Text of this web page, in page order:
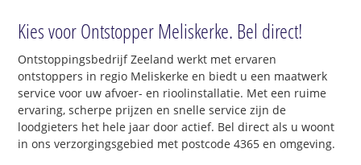
Kies voor Ontstopper Meliskerke. Bel direct!
Ontstoppingsbedrijf Zeeland werkt met ervaren
ontstoppers in regio Meliskerke en biedt u een maatwerk
service voor uw afvoer- en rioolinstallatie. Met een ruime
ervaring, scherpe prijzen en snelle service zijn de
loodgieters het hele jaar door actief. Bel direct als u woont
in ons verzorgingsgebied met postcode 4365 en omgeving.